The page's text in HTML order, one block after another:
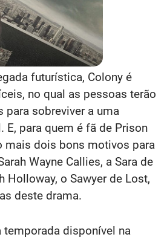
futurística, Colony é
no qual as pessoas terão
para sobreviver a uma
E, para quem é fã de Prison
mais dois bons motivos para
Wayne Callies, a Sara de
Holloway, o Sawyer de Lost,
deste drama.
temporada disponível na